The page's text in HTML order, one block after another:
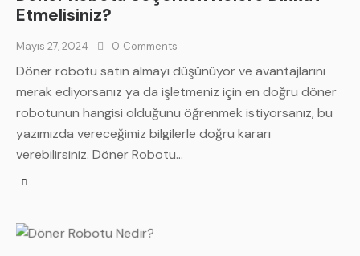
Etmelisiniz?
Mayıs 27, 2024 0 Comments
Döner robotu satın almayı düşünüyor ve avantajlarını
merak ediyorsanız ya da işletmeniz için en doğru döner
robotunun hangisi olduğunu öğrenmek istiyorsanız, bu
yazımızda vereceğimiz bilgilerle doğru kararı
verebilirsiniz. Döner Robotu…